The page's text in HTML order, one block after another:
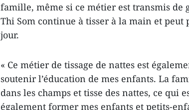
famille, même si ce métier est transmis de
Thi Som continue à tisser à la main et
jour.
« Ce métier de tissage de nattes est
soutenir l’éducation de mes enfants. La
dans les champs et tisse des nattes, ce qui
également former mes enfants et petits-